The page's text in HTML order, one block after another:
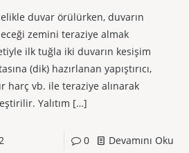
duvar örülürken, duvarın
zemini teraziye almak
ilk tuğla iki duvarın kesişim
(dik) hazırlanan yapıştırıcı,
harç vb. ile teraziye alınarak
Yalıtım […]
0 Devamını Oku